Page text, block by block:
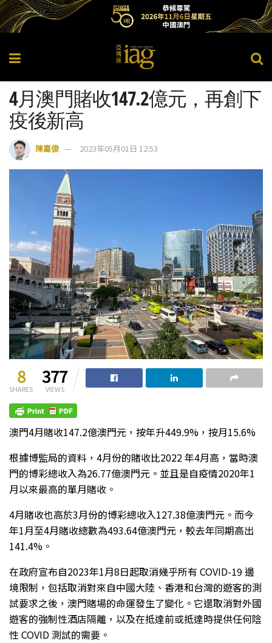
4月澳門賭收147.2億元，再創下
疫後新高
陳嘉俊 2023年05月01日 12:53
8
SHARES
377
VIEWS
澳門4月賭收147.2億澳門元，按年升449.9%，按月15.6%
根據博監局的資料，4月份的賭收比2022 年4月高，當時澳
門的博彩總收入為26.77億澳門元。並且是自疫情2020年1
月以來最高的單月賭收。
4月賭收也高於3月份的博彩總收入127.38億澳門元。而今
年1月至4月賭收總數為493.64億澳門元，較去年同期高出
141.4%。
在政府宣布自2023年1月8日起取消幾乎所有 COVID-19 邊
境限制，包括取消對來自中國大陸、香港和台灣的遊客的測
試要求之後，澳門賭場的命運發生了變化。它還取消對外國
遊客的強制性酒店隔離，以及在抵達前或抵達時提供任何陰
性 COVID 測試的需要。